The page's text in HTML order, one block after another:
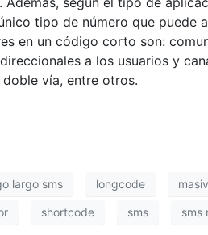
tipo de número que puede
en un código corto son:
a los usuarios y
doble vía, entre otros.
largo sms longcode
shortcode sms sms